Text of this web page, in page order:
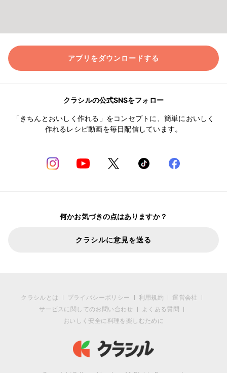
アプリをダウンロードする
クラシルの公式SNSをフォロー
「きちんとおいしく作れる」をコンセプトに、簡単においしく
作れるレシピ動画を毎日配信しています。
何かお気づきの点はありますか？
クラシルに意見を送る
クラシルとは プライバシーポリシー 利用規約
運営会社
サービスに関してのお問い合わせ
よくある質問
おいしく安全に料理を楽しむために